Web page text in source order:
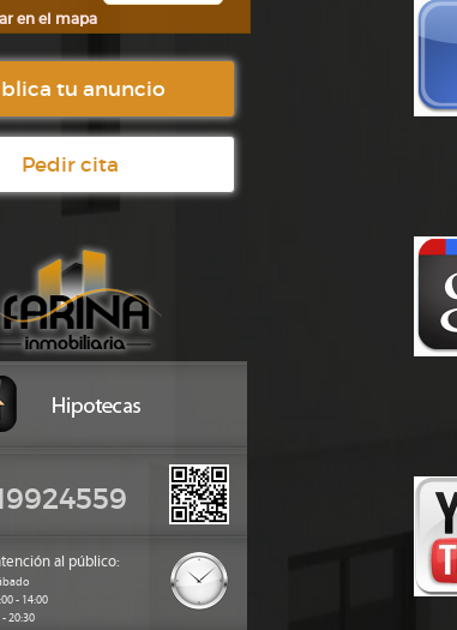
en el mapa
tu anuncio
Pedir cita
al público:
- 14:00
20:30